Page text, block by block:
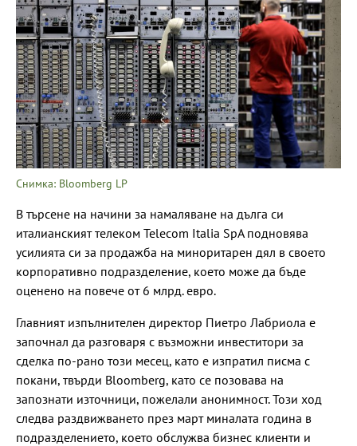
Снимка: Bloomberg LP
В търсене на начини за намаляване на дълга си
италианският телеком Telecom Italia SpA подновява
усилията си за продажба на миноритарен дял в своето
корпоративно подразделение, което може да бъде
оценено на повече от 6 млрд. евро.
Главният изпълнителен директор Пиетро Лабриола е
започнал да разговаря с възможни инвеститори за
сделка по-рано този месец, като е изпратил писма с
покани, твърди Bloomberg, като се позовава на
запознати източници, пожелали анонимност. Този ход
следва раздвижването през март миналата година в
подразделението, което обслужва бизнес клиенти и